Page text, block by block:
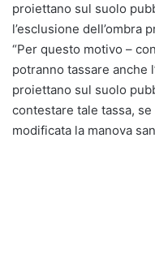
proiettano sul suolo
l’esclusione dell’ombra
“Per questo motivo –
potranno tassare anche
proiettano sul suolo
contestare tale tassa,
modificata la manova